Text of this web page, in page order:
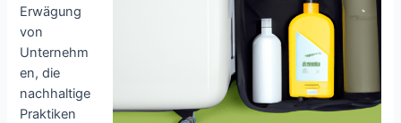
Erwägung
von
Unternehm
en, die
nachhaltige
Praktiken